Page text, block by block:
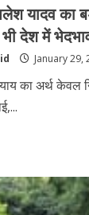
यादव का
देश में
January 29,
का अर्थ केवल